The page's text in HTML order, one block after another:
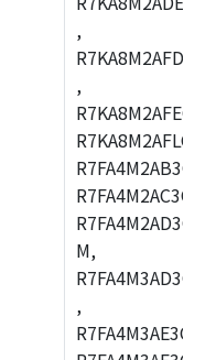
,
,
M,
,